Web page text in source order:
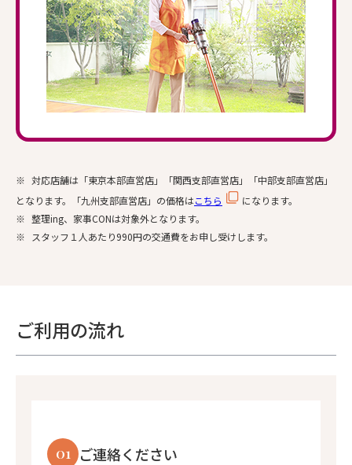
※ 対応店舗は「東京本部直営店」「関西支部直営店」「中部支部直営店」
となります。「九州支部直営店」の価格はこちら
になります。
※ 整理ing、家事CONは対象外となります。
※
スタッフ１人あたり990円の交通費をお申し受けします。
ご利用の流れ
01 ご連絡ください